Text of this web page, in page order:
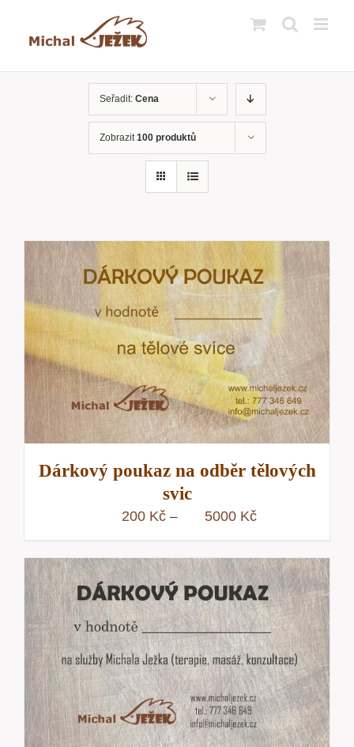
Seřadit: Cena
Zobrazit100 produktů
Dárkový poukaz na odběr tělových
svic
200 Kč – 5000 KčRozpětí
200 Kč
až
5000 Kč